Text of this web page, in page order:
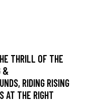
THRILL OF THE
&
RIDING RISING
AT THE RIGHT